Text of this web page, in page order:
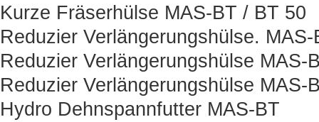
Kurze Fräserhülse MAS-BT / BT 50
Reduzier Verlängerungshülse. MAS-
Reduzier Verlängerungshülse MAS-
Reduzier Verlängerungshülse MAS-
Hydro Dehnspannfutter MAS-BT